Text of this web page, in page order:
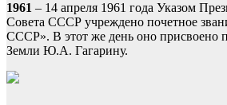
1961 – 14 апреля 1961 года Указом
Совета СССР учреждено почетное
СССР». В этот же день оно присвоено
Земли Ю.А. Гагарину.